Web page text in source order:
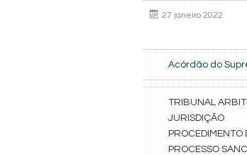
27 janeiro 2022
Acórdão do
TRIBUNAL
JURISDIÇÃO
PROCEDIMENTO
PROCESSO